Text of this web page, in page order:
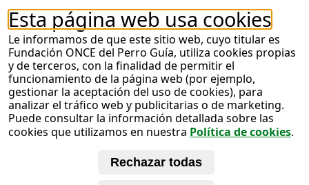
Esta página web usa cookies
Le informamos de que este sitio web, cuyo titular es
Fundación ONCE del Perro Guía, utiliza cookies propias
y de terceros, con la finalidad de permitir el
funcionamiento de la página web (por ejemplo,
gestionar la aceptación del uso de cookies), para
analizar el tráfico web y publicitarias o de marketing.
Puede consultar la información detallada sobre las
cookies que utilizamos en nuestra Política de cookies.